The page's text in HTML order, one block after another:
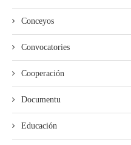
Conceyos
Convocatories
Cooperación
Documentu
Educación